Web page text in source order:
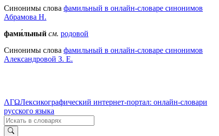
Синонимы слова фамильный в онлайн-словаре синонимов
Абрамова Н.
фами́льный см. родовой
Синонимы слова фамильный в онлайн-словаре синонимов
Александровой З. Е.
ΛΓΩЛексикографический интернет-портал: онлайн-словари
русского языка